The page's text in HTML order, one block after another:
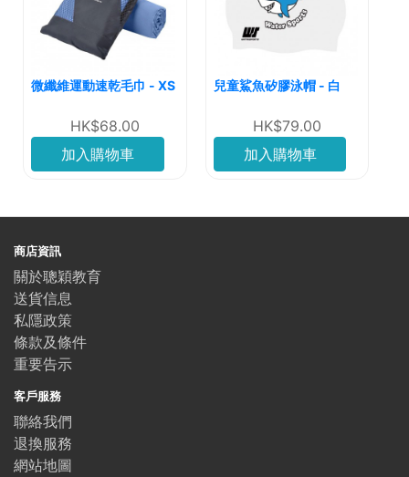
微纖維運動速乾毛巾 - XS
HK$68.00
加入購物車
兒童鯊魚矽膠泳帽 - 白
HK$79.00
加入購物車
商店資訊
關於聰穎教育
送貨信息
私隱政策
條款及條件
重要告示
客戶服務
聯絡我們
退換服務
網站地圖